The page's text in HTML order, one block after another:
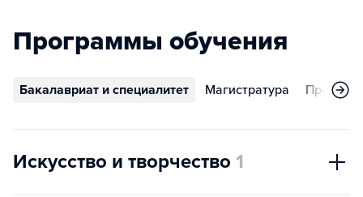
Программы обучения
Бакалавриат и специалитет Магистратура
Искусство и творчество 1